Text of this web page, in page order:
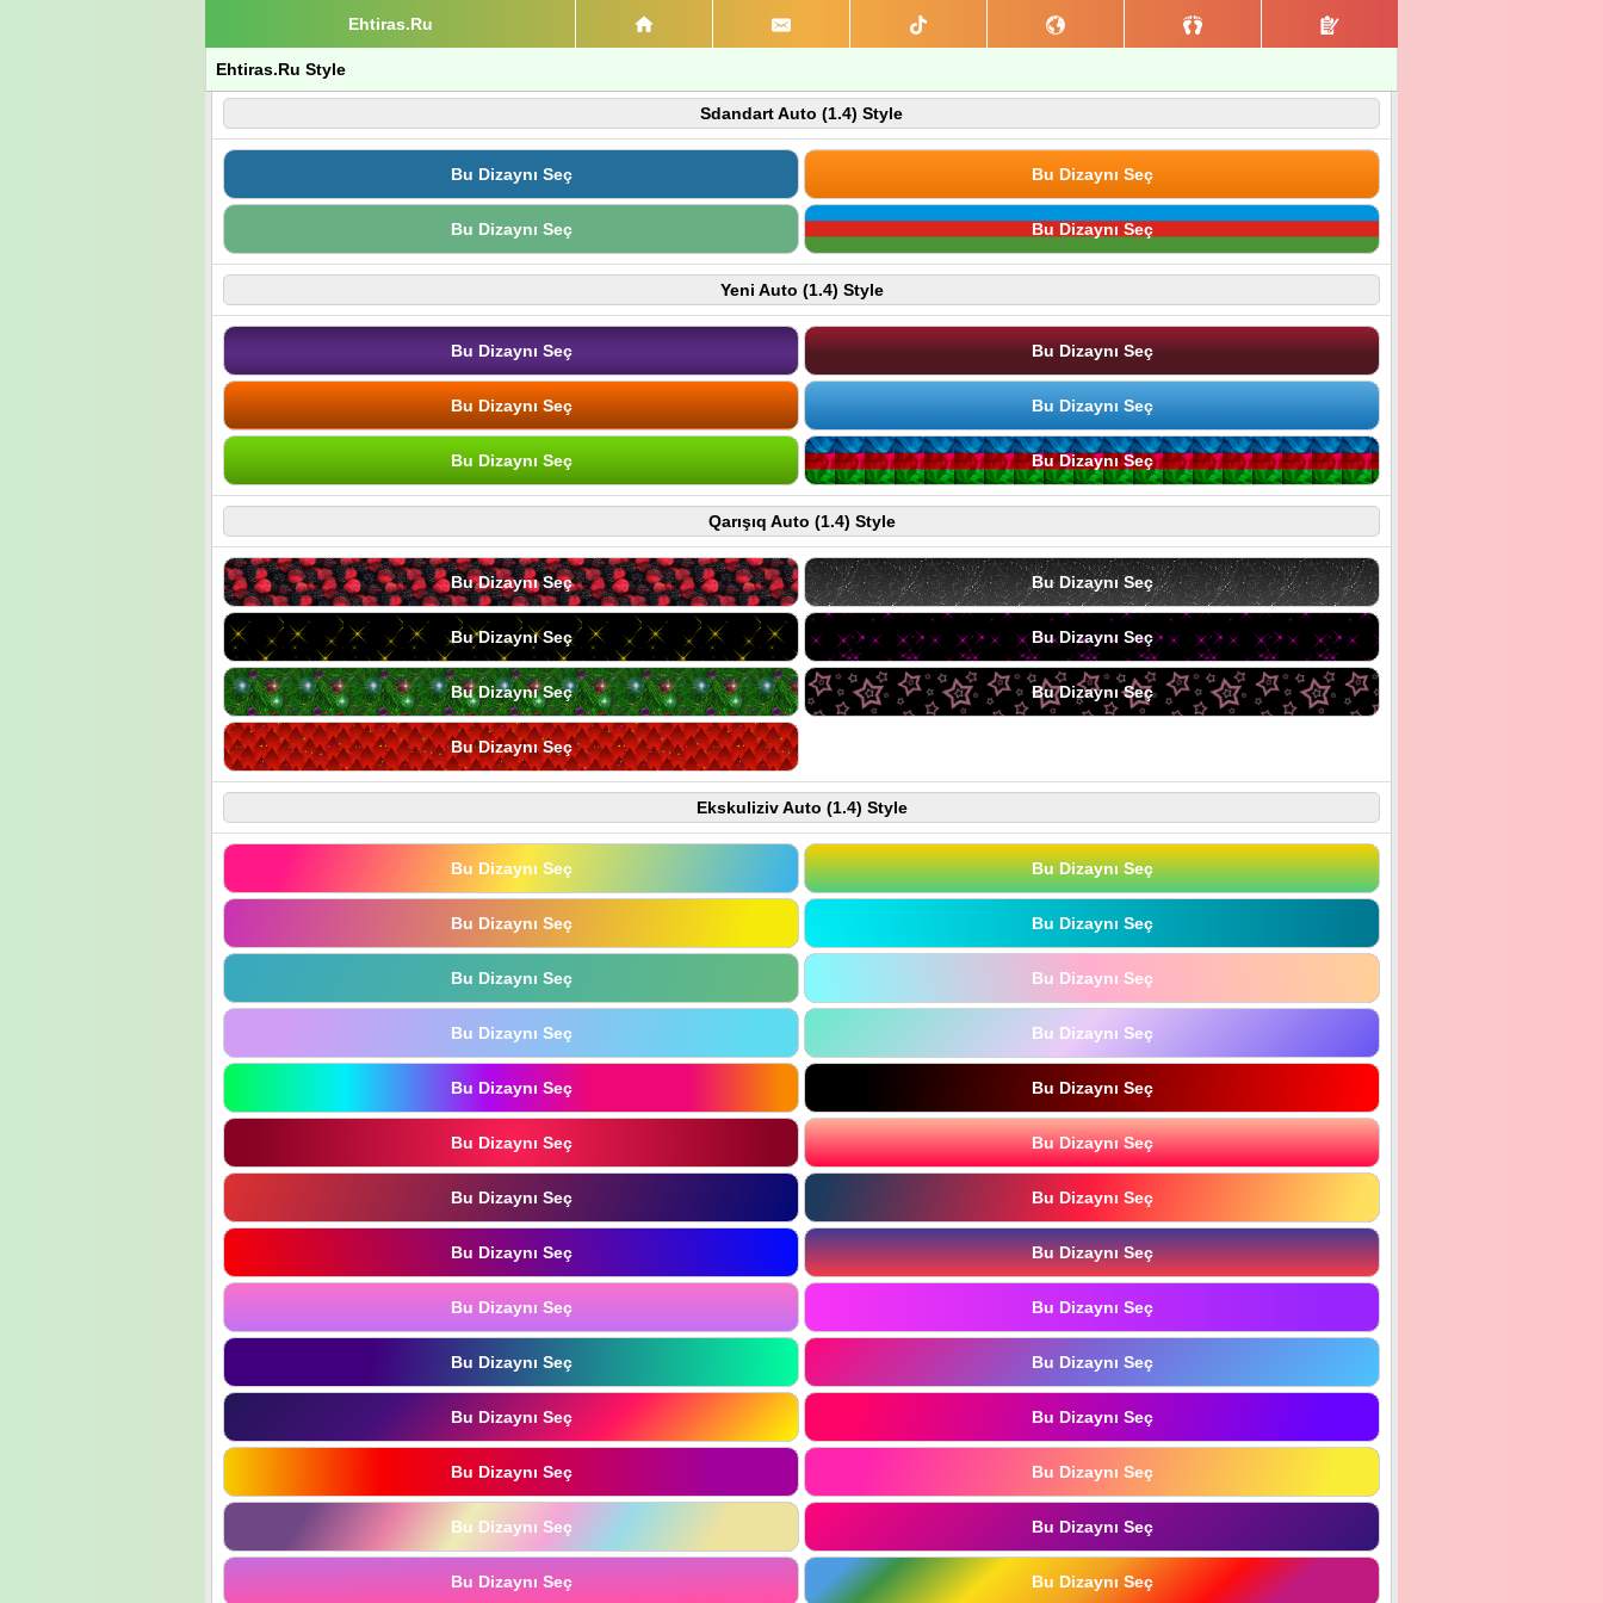
Ehtiras.Ru
Ehtiras.Ru Style
Sdandart Auto (1.4) Style
Bu Dizaynı Seç Bu Dizaynı Seç
Bu Dizaynı Seç Bu Dizaynı Seç
Yeni Auto (1.4) Style
Bu Dizaynı Seç Bu Dizaynı Seç
Bu Dizaynı Seç Bu Dizaynı Seç
Bu Dizaynı Seç Bu Dizaynı Seç
Qarışıq Auto (1.4) Style
Bu Dizaynı Seç Bu Dizaynı Seç
Bu Dizaynı Seç Bu Dizaynı Seç
Bu Dizaynı Seç Bu Dizaynı Seç
Bu Dizaynı Seç
Ekskuliziv Auto (1.4) Style
Bu Dizaynı Seç Bu Dizaynı Seç
Bu Dizaynı Seç Bu Dizaynı Seç
Bu Dizaynı Seç Bu Dizaynı Seç
Bu Dizaynı Seç Bu Dizaynı Seç
Bu Dizaynı Seç Bu Dizaynı Seç
Bu Dizaynı Seç Bu Dizaynı Seç
Bu Dizaynı Seç Bu Dizaynı Seç
Bu Dizaynı Seç Bu Dizaynı Seç
Bu Dizaynı Seç Bu Dizaynı Seç
Bu Dizaynı Seç Bu Dizaynı Seç
Bu Dizaynı Seç Bu Dizaynı Seç
Bu Dizaynı Seç Bu Dizaynı Seç
Bu Dizaynı Seç Bu Dizaynı Seç
Bu Dizaynı Seç Bu Dizaynı Seç